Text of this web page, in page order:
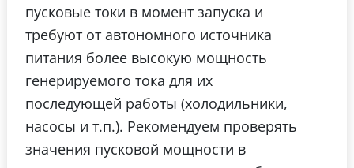
пусковые токи в момент запуска и
требуют от автономного источника
питания более высокую мощность
генерируемого тока для их
последующей работы (холодильники,
насосы и т.п.). Рекомендуем проверять
значения пусковой мощности в